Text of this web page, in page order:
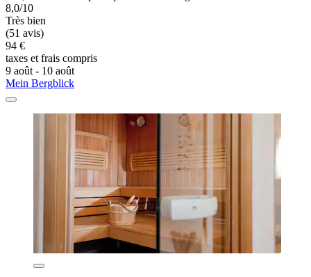
8,0/10
Très bien
(51 avis)
94 €
taxes et frais compris
9 août - 10 août
Mein Bergblick